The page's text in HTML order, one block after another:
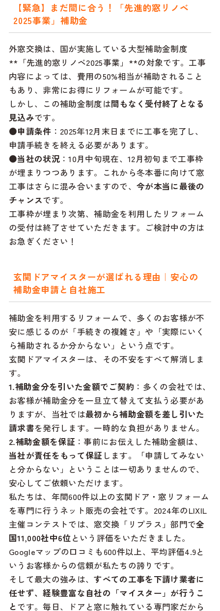
【緊急】まだ間に合う！「先進的窓リノベ
2025事業」補助金
外窓交換は、国が実施している大型補助金制度
**「先進的窓リノベ2025事業」**の対象です。工事
内容によっては、費用の50%相当が補助されること
もあり、非常にお得にリフォームが可能です。
しかし、この補助金制度は間もなく受付終了となる
見込みです。
●申請条件 ：2025年12月末日までに工事を完了し、
申請手続きを終える必要があります。
●当社の状況：10月中旬現在、12月初旬まで工事枠
が埋まりつつあります。これから冬本番に向けて窓
工事はさらに混み合いますので、 今が本当に最後の
チャンスです。
工事枠が埋まり次第、補助金を利用したリフォーム
の受付は終了させていただきます。ご検討中の方は
お急ぎください！
玄関ドアマイスターが選ばれる理由｜安心の
補助金申請と自社施工
補助金を利用するリフォームで、多くのお客様が不
安に感じるのが「手続きの複雑さ」や「実際にいく
ら補助されるか分からない」という点です。
玄関ドアマイスターは、その不安をすべて解消しま
す。
1.補助金分を引いた金額でご契約 ：多くの会社では、
お客様が補助金分を一旦立て替えて支払う必要があ
りますが、当社では最初から補助金額を差し引いた
請求書を発行します。一時的な負担がありません。
2.補助金額を保証 ：事前にお伝えした補助金額は、
当社が責任をもって保証 します。「申請してみない
と分からない」ということは一切ありませんので、
安心してご依頼いただけます。
私たちは、年間600件以上の玄関ドア・窓リフォーム
を専門に行うネット販売の会社です。2024年のLIXIL
主催コンテストでは、窓交換「リプラス」部門で全
国11,000社中6位という評価をいただきました。
Googleマップの口コミも600件以上、平均評価4.9と
いうお客様からの信頼が私たちの誇りです。
そして最大の強みは、すべての工事を下請け業者に
任せず、経験豊富な自社の「マイスター」が行うこ
とです。毎日、ドアと窓に触れている専門家だから